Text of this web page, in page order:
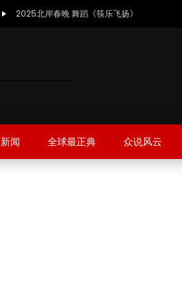
2025北岸春晚 舞蹈《筷乐飞扬》
新闻 全球最正典 众说风云